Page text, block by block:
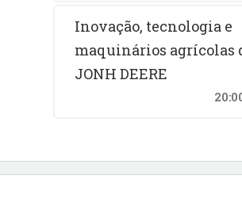
Inovação, tecnologia e
maquinários agrícolas
JONH DEERE